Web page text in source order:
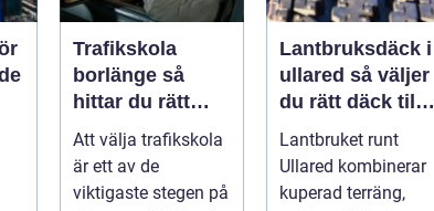
Trafikskola
borlänge så
hittar du rätt
utbildning till
körkortet
Att välja trafikskola
är ett av de
viktigaste stegen på
Lantbruksdäck i
ullared så väljer
du rätt däck till
gårdens
maskiner
Lantbruket runt
Ullared kombinerar
kuperad terräng,